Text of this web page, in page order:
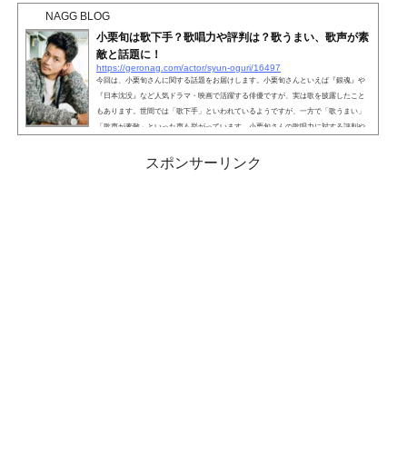
に上がった小栗旬さん。もともと女性から根強い人気を誇っていますが、同作品で
NAGG BLOG
小栗旬は歌下手？歌唱力や評判は？歌うまい、歌声が素
敵と話題に！
https://geronag.com/actor/syun-oguri/16497
今回は、小栗旬さんに関する話題をお届けします。小栗旬さんといえば『銀魂』や
『日本沈没』など人気ドラマ・映画で活躍する俳優ですが、実は歌を披露したこと
もあります。世間では「歌下手」といわれているようですが、一方で「歌うまい」
「歌声が素敵」といった声も挙がっています。小栗旬さんの歌唱力に対する評判や
数活躍する小栗旬さん。演技力が高くイケメンなので女性からも人気が高いです
が、過去に歌声を披露した際に「歌下手」と辛辣な評価をさ...
スポンサーリンク